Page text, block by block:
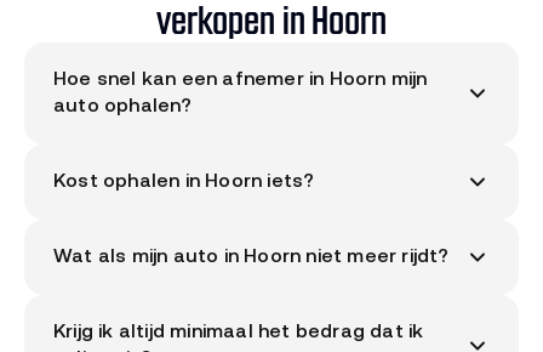
verkopen in Hoorn
Hoe snel kan een afnemer in Hoorn mijn
auto ophalen?
maximaal 14 dagen. Je plant zelf samen met de
meerdere afnemers actief.
Kost ophalen in Hoorn iets?
ophaalservice in heel Nederland, dus ook in Hoorn
Wat als mijn auto in Hoorn niet meer rijdt?
autotransporter. Geef bij aanmelding aan dat de
Krijg ik altijd minimaal het bedrag dat ik